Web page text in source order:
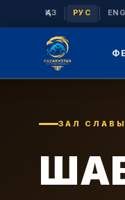
ҚАЗ РУС ENG
ЗАЛ СЛАВЫ